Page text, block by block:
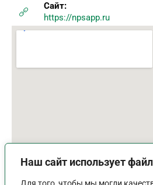
Наш сайт использует
Сайт:
https://npsapp.ru